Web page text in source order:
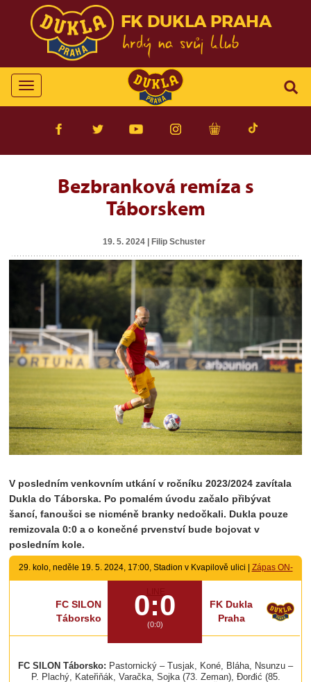
FK DUKLA PRAHA
Toggle
navigation
Bezbranková remíza s
Táborskem
19. 5. 2024 | Filip Schuster
V posledním venkovním utkání v ročníku 2023/2024 zavítala
Dukla do Táborska. Po pomalém úvodu začalo přibývat
šancí, fanoušci se nicméně branky nedočkali. Dukla pouze
remizovala 0:0 a o konečné prvenství bude bojovat v
posledním kole.
29. kolo, neděle 19. 5. 2024, 17:00, Stadion v Kvapilově ulici | Zápas ON-
FC SILON
Táborsko
0:0
(0:0)
FK Dukla
Praha
FC SILON Táborsko: Pastornický – Tusjak, Koné, Bláha, Nsunzu –
P. Plachý, Kateřiňák, Varačka, Sojka (73. Zeman), Đorđić (85.